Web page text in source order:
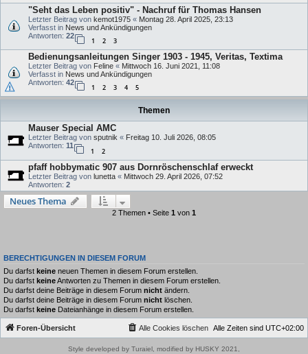
"Seht das Leben positiv" - Nachruf für Thomas Hansen
Letzter Beitrag von kemot1975 « Montag 28. April 2025, 23:13
Verfasst in News und Ankündigungen
Antworten: 22
1 2 3
Bedienungsanleitungen Singer 1903 - 1945, Veritas, Textima
Letzter Beitrag von Feline « Mittwoch 16. Juni 2021, 11:08
Verfasst in News und Ankündigungen
Antworten: 42
1 2 3 4 5
Themen
Mauser Special AMC
Letzter Beitrag von sputnik « Freitag 10. Juli 2026, 08:05
Antworten: 11
1 2
pfaff hobbymatic 907 aus Dornröschenschlaf erweckt
Letzter Beitrag von lunetta « Mittwoch 29. April 2026, 07:52
Antworten: 2
Neues Thema
2 Themen • Seite 1 von 1
BERECHTIGUNGEN IN DIESEM FORUM
Du darfst keine neuen Themen in diesem Forum erstellen.
Du darfst keineAntworten zu Themen in diesem Forum erstellen.
Du darfst deine Beiträge in diesem Forum nicht ändern.
Du darfst deine Beiträge in diesem Forum nicht löschen.
Du darfst keine Dateianhänge in diesem Forum erstellen.
Foren-Übersicht Alle Zeiten sind UTC+02:00
Alle Cookies löschen
Style developed by Turaiel, modified by HUSKY 2021,